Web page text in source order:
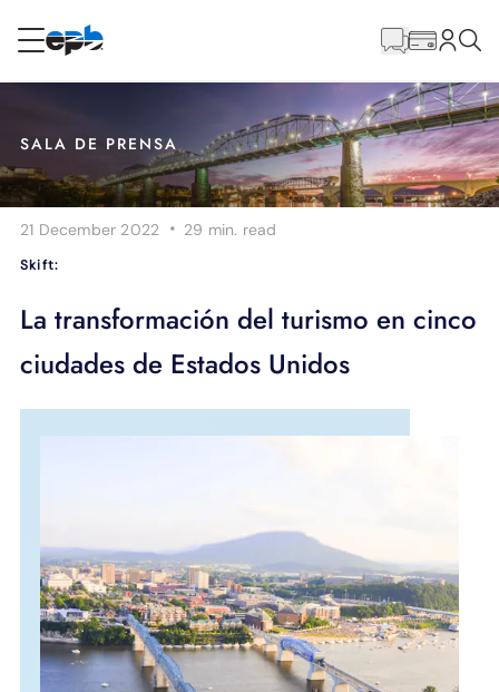
Internet
Energía
Televisión
Teléfono
IDIOMA
principal
SALA DE PRENSA
21 December 2022 · 29 min. read
Skift:
La transformación del turismo en cinco
ciudades de Estados Unidos